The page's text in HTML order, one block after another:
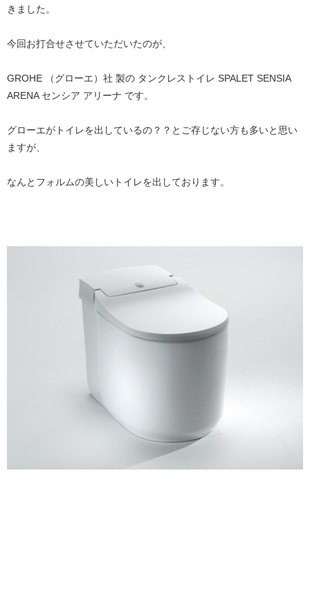
きました。
今回お打合せさせていただいたのが、
GROHE （グローエ）社 製の タンクレストイレ SPALET SENSIA
ARENA センシア アリーナ です。
グローエがトイレを出しているの？？とご存じない方も多いと思い
ますが、
なんとフォルムの美しいトイレを出しております。